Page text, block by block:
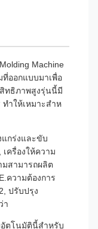
Machine
ที่ออกแบบมาเพื่อ
ทธิภาพสูงรุ่นนี้มี
าให้เหมาะสําห
กร่งและขับ
ครื่องให้ความ
สามารถผลิต
ความต้องการ
ปรับปรุง
า
อัตโนมัตินี้สําหรับ